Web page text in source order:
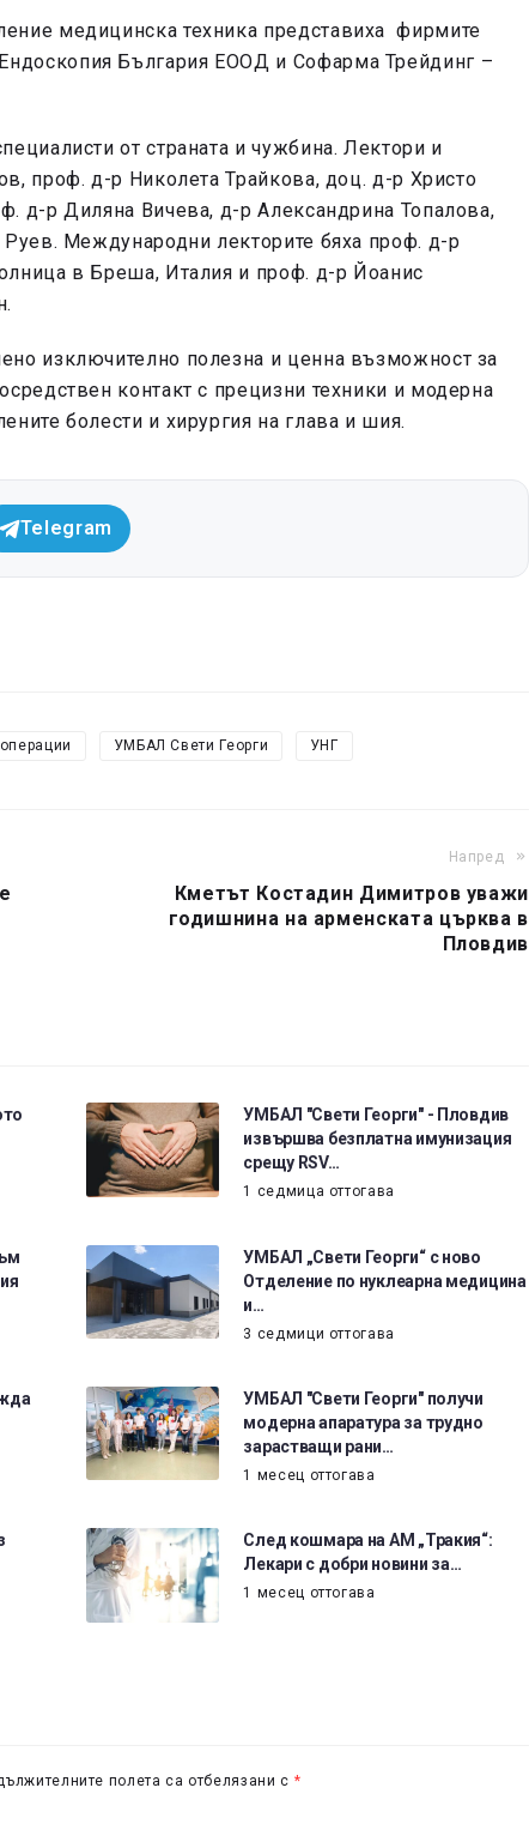
медицинска техника представиха фирмите
България ЕООД и Софарма Трейдинг –
от страната и чужбина. Лектори и
проф. д-р Николета Трайкова, доц. д-р Христо
д-р Диляна Вичева, д-р Александрина Топалова,
Международни лекторите бяха проф. д-р
в Бреша, Италия и проф. д-р Йоанис
изключително полезна и ценна възможност за
контакт с прецизни техники и модерна
болести и хирургия на глава и шия.
Telegram
операции УМБАЛ Свети Георги УНГ
Напред
Кметът Костадин Димитров уважи
годишнина на арменската църква в
Пловдив
УМБАЛ "Свети Георги" - Пловдив
извършва безплатна имунизация
срещу RSV…
1 седмица оттогава
УМБАЛ „Свети Георги“ с ново
Отделение по нуклеарна медицина
и…
3 седмици оттогава
УМБАЛ "Свети Георги" получи
модерна апаратура за трудно
зарастващи рани…
1 месец оттогава
След кошмара на АМ „Тракия“:
Лекари с добри новини за…
1 месец оттогава
полета са отбелязани с *